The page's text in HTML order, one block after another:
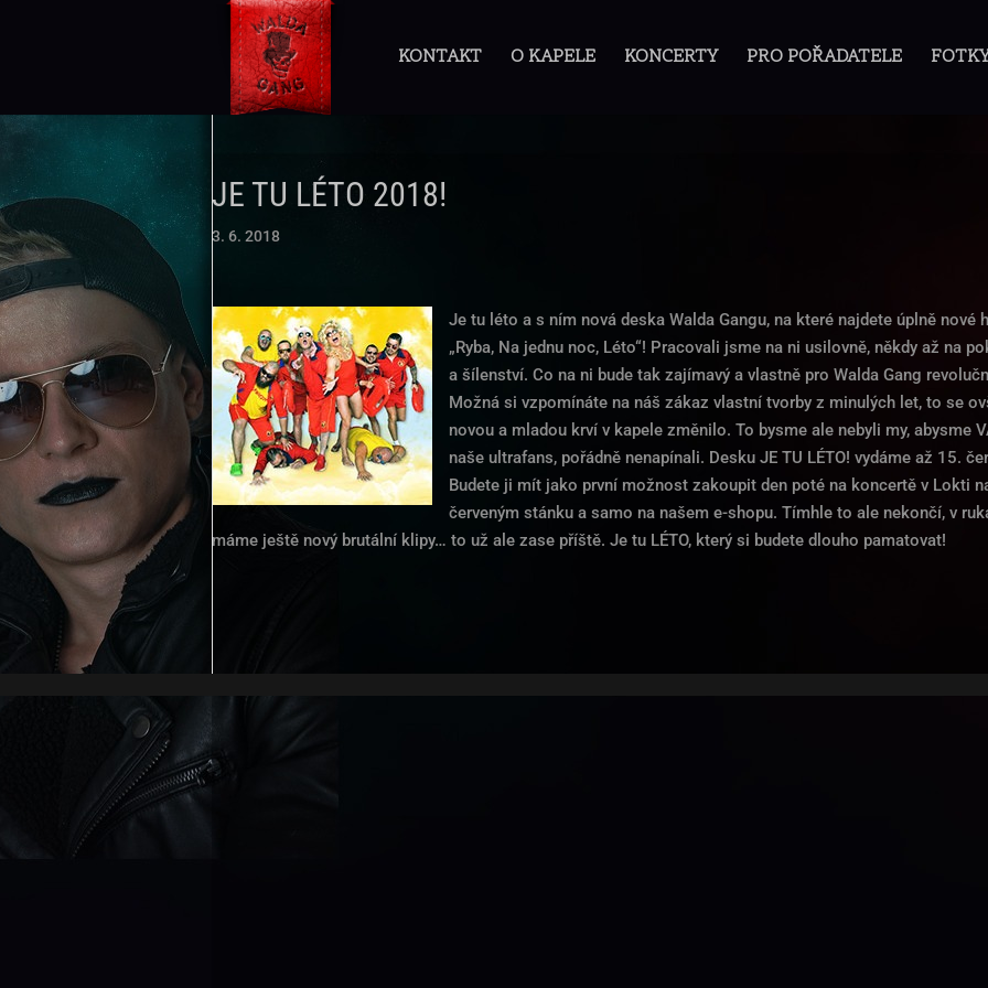
KONTAKT O KAPELE KONCERTY PRO POŘADATELE
JE TU LÉTO 2018!
3. 6. 2018
Je tu léto a s ním nová deska Walda Gangu, na které najdete úplně nové
„Ryba, Na jednu noc, Léto“! Pracovali jsme na ni usilovně, někdy až na
a šílenství. Co na ni bude tak zajímavý a vlastně pro Walda Gang
Možná si vzpomínáte na náš zákaz vlastní tvorby z minulých let, to se
novou a mladou krví v kapele změnilo. To bysme ale nebyli my, abysme
naše ultrafans, pořádně nenapínali. Desku JE TU LÉTO! vydáme až 15.
Budete ji mít jako první možnost zakoupit den poté na koncertě v Lokti
červeným stánku a samo na našem e-shopu. Tímhle to ale nekončí, v
máme ještě nový brutální klipy… to už ale zase příště. Je tu LÉTO, který si budete dlouho pamatovat!